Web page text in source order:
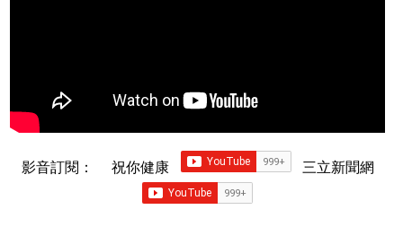
影音訂閱： 祝你健康 三立新聞網